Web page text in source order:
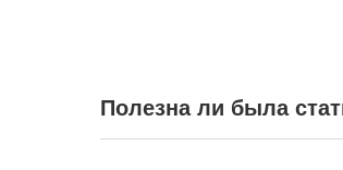
Полезна ли была